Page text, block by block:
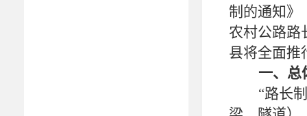
制的通知》
农村公路路
县将全面推
一、总
“路长